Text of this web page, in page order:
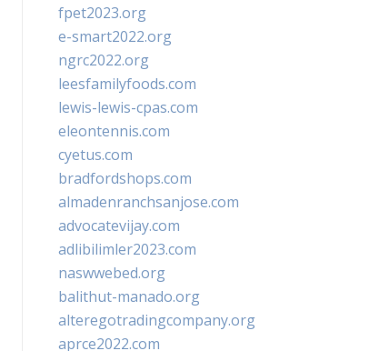
fpet2023.org
e-smart2022.org
ngrc2022.org
leesfamilyfoods.com
lewis-lewis-cpas.com
eleontennis.com
cyetus.com
bradfordshops.com
almadenranchsanjose.com
advocatevijay.com
adlibilimler2023.com
naswwebed.org
balithut-manado.org
alteregotradingcompany.org
aprce2022.com